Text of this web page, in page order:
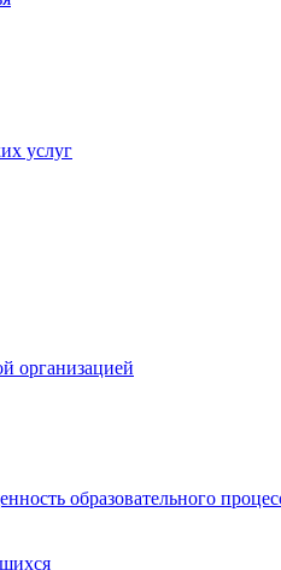
услуг
организацией
образовательного